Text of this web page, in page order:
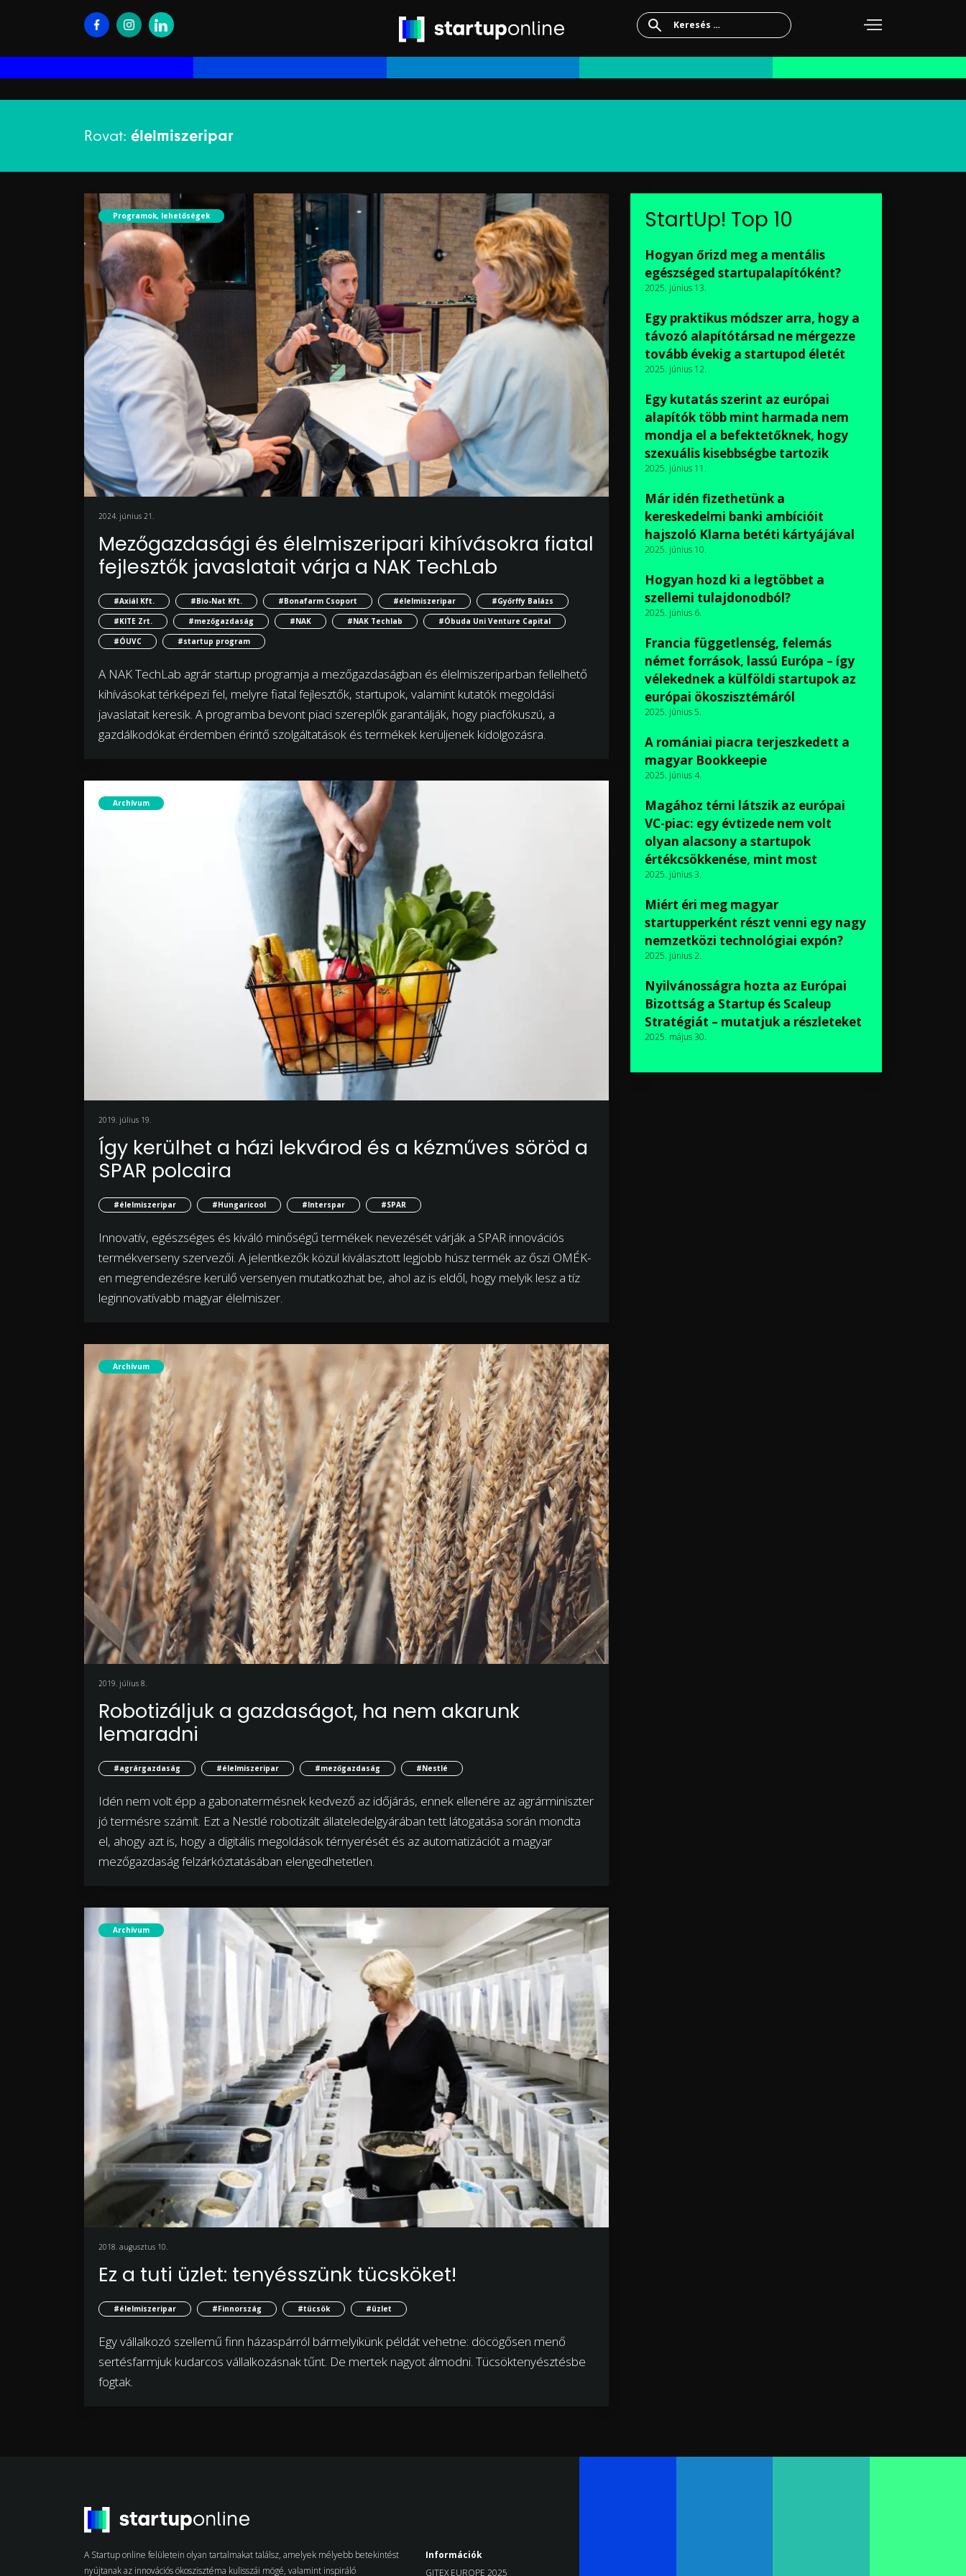
Keresés:
Rovat: élelmiszeripar
Programok, lehetőségek
2024. június 21.
Mezőgazdasági és élelmiszeripari kihívásokra fiatal
fejlesztők javaslatait várja a NAK TechLab
#Axiál Kft. #Bio-Nat Kft. #Bonafarm Csoport #élelmiszeripar
#Győrffy Balázs
#KITE Zrt.
#mezőgazdaság #NAK #NAK Techlab
#Óbuda Uni Venture Capital
#ÓUVC
#startup program
A NAK TechLab agrár startup programja a mezőgazdaságban és élelmiszeriparban fellelhető
kihívásokat térképezi fel, melyre fiatal fejlesztők, startupok, valamint kutatók megoldási
javaslatait keresik. A programba bevont piaci szereplők garantálják, hogy piacfókuszú, a
gazdálkodókat érdemben érintő szolgáltatások és termékek kerüljenek kidolgozásra.
Archívum
2019. július 19.
Így kerülhet a házi lekvárod és a kézműves söröd a
SPAR polcaira
#élelmiszeripar #Hungaricool #Interspar #SPAR
Innovatív, egészséges és kiváló minőségű termékek nevezését várják a SPAR innovációs
termékverseny szervezői. A jelentkezők közül kiválasztott legjobb húsz termék az őszi OMÉK-
en megrendezésre kerülő versenyen mutatkozhat be, ahol az is eldől, hogy melyik lesz a tíz
leginnovatívabb magyar élelmiszer.
Archívum
2019. július 8.
Robotizáljuk a gazdaságot, ha nem akarunk
lemaradni
#agrárgazdaság #élelmiszeripar #mezőgazdaság #Nestlé
Idén nem volt épp a gabonatermésnek kedvező az időjárás, ennek ellenére az agrárminiszter
jó termésre számít. Ezt a Nestlé robotizált állateledelgyárában tett látogatása során mondta
el, ahogy azt is, hogy a digitális megoldások térnyerését és az automatizációt a magyar
mezőgazdaság felzárkóztatásában elengedhetetlen.
Archívum
2018. augusztus 10.
Ez a tuti üzlet: tenyésszünk tücsköket!
#élelmiszeripar #Finnország #tücsök #üzlet
Egy vállalkozó szellemű finn házaspárról bármelyikünk példát vehetne: döcögősen menő
sertésfarmjuk kudarcos vállalkozásnak tűnt. De mertek nagyot álmodni. Tücsöktenyésztésbe
fogtak.
StartUp! Top 10
Hogyan őrizd meg a mentális
egészséged startupalapítóként?
2025. június 13.
Egy praktikus módszer arra, hogy a
távozó alapítótársad ne mérgezze
tovább évekig a startupod életét
2025. június 12.
Egy kutatás szerint az európai
alapítók több mint harmada nem
mondja el a befektetőknek, hogy
szexuális kisebbségbe tartozik
2025. június 11.
Már idén fizethetünk a
kereskedelmi banki ambícióit
hajszoló Klarna betéti kártyájával
2025. június 10.
Hogyan hozd ki a legtöbbet a
szellemi tulajdonodból?
2025. június 6.
Francia függetlenség, felemás
német források, lassú Európa – így
vélekednek a külföldi startupok az
európai ökoszisztémáról
2025. június 5.
A romániai piacra terjeszkedett a
magyar Bookkeepie
2025. június 4.
Magához térni látszik az európai
VC-piac: egy évtizede nem volt
olyan alacsony a startupok
értékcsökkenése, mint most
2025. június 3.
Miért éri meg magyar
startupperként részt venni egy nagy
nemzetközi technológiai expón?
2025. június 2.
Nyilvánosságra hozta az Európai
Bizottság a Startup és Scaleup
Stratégiát – mutatjuk a részleteket
2025. május 30.
A Startup online felületein olyan tartalmakat találsz, amelyek mélyebb betekintést
nyújtanak az innovációs ökoszisztéma kulisszái mögé, valamint inspiráló
Információk
GITEX EUROPE 2025